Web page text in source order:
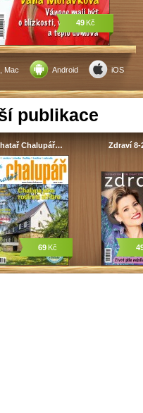
Mac Android iOS
49Kč
publikace
Chalupář…
69 Kč
Zdraví 8-